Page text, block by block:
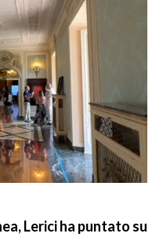
Lerici ha puntato su